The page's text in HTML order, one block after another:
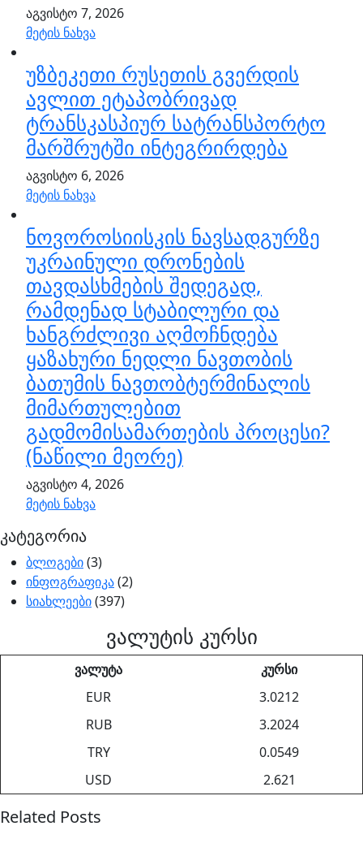
აგვისტო 7, 2026
მეტის ნახვა
უზბეკეთი რუსეთის გვერდის
ავლით ეტაპობრივად
ტრანსკასპიურ სატრანსპორტო
მარშრუტში ინტეგრირდება
აგვისტო 6, 2026
მეტის ნახვა
ნოვოროსიისკის ნავსადგურზე
უკრაინული დრონების
თავდასხმების შედეგად,
რამდენად სტაბილური და
ხანგრძლივი აღმოჩნდება
ყაზახური ნედლი ნავთობის
ბათუმის ნავთობტერმინალის
მიმართულებით
გადმომისამართების პროცესი?
(ნაწილი მეორე)
აგვისტო 4, 2026
მეტის ნახვა
კატეგორია
ბლოგები(3)
ინფოგრაფიკა(2)
სიახლეები(397)
ვალუტის კურსი
ვალუტა
კურსი
EUR
3.0212
RUB
3.2024
TRY
0.0549
USD
2.621
Related Posts